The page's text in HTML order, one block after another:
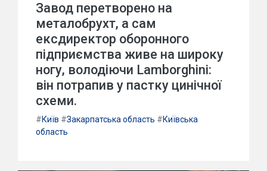
Завод перетворено на
металобрухт, а сам
ексдиректор оборонного
підприємства живе на широку
ногу, володіючи Lamborghini:
він потрапив у пастку цинічної
схеми.
#Київ #Закарпатська область #Київська
область